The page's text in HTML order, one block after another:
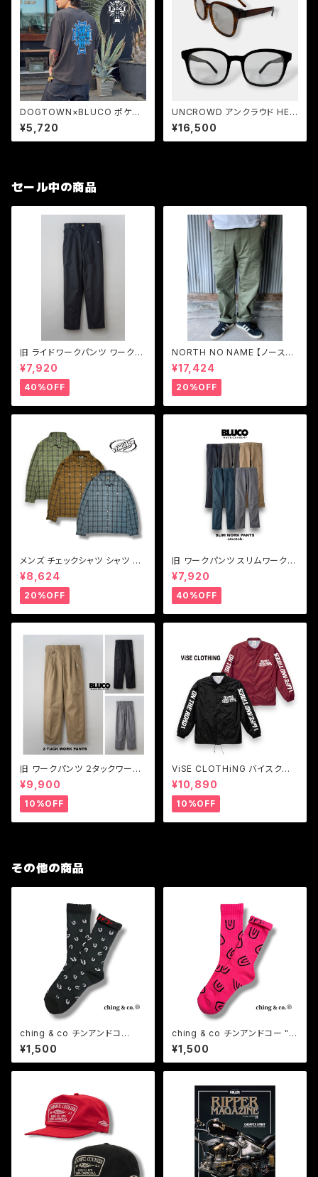
DOGTOWN×BLUCO ポケット
Tシャツ -Logo- コラボTシャ
ツ メンズ
¥5,720
UNCROWD アンクラウド HEL
LA-Ⅱ Photochromic 2026
調光レンズ サングラス
¥16,500
セール中の商品
旧 ライドワークパンツ ワークパ
ンツストレッチ BLUCO【ブル
コ】RIDE WORK PANTS -str
etch- 0066
¥7,920
40%OFF
NORTH NO NAME 【ノースノ
ーネーム】ユーティリティ トラウ
ザーズパンツ
¥17,424
20%OFF
メンズ チェックシャツ シャツ ブ
ルー ブラウン グリーン Vin & A
ge ヴィンアンドエイジ LIGHT
FABRIC SHIRT(TYPE VSL6)
¥8,624
20%OFF
旧 ワークパンツ スリムワークパ
ンツ ワークパンツストレッチ BL
UCO【ブルコ】旧SLIM WORK
PANTS-STRETCH 0063E
¥7,920
40%OFF
旧 ワークパンツ ２タックワーク
パンツ メンズパンツ BLUCO
【ブルコ】旧 2-TUCK WORK P
ANTS
¥9,900
10%OFF
ViSE CLOTHiNG バイスクロ
ージング コーチジャケット メン
ズ Z-CFFV Nylon Coach Ja
cket
¥10,890
10%OFF
その他の商品
ching & co チンアンドコ
ー "LEOPARD レオパード -b
lack- " ソックス 靴下
¥1,500
ching & co チンアンドコー "S
ymbol a lot -pink-" シンボル
ソックス 靴下
¥1,500